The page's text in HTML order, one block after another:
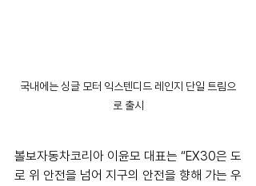
국내에는 싱글 모터 익스텐디드 레인지 단일 트림으
로 출시
볼보자동차코리아 이윤모 대표는 “EX30은 도
로 위 안전을 넘어 지구의 안전을 향해 가는 우